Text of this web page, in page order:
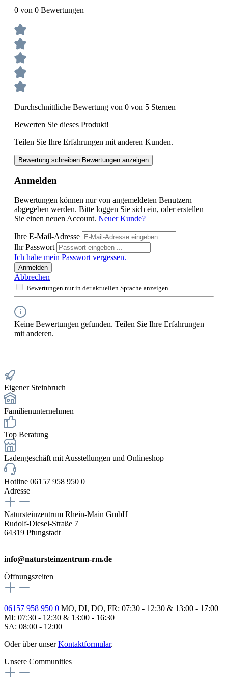
0 von 0 Bewertungen
Durchschnittliche Bewertung von 0 von 5 Sternen
Bewerten Sie dieses Produkt!
Teilen Sie Ihre Erfahrungen mit anderen Kunden.
Bewertung schreiben Bewertungen anzeigen
Anmelden
Bewertungen können nur von angemeldeten Benutzern
abgegeben werden. Bitte loggen Sie sich ein, oder erstellen
Sie einen neuen Account. Neuer Kunde?
Ihre E-Mail-Adresse
Ihr Passwort
Ich habe mein Passwort vergessen.
Anmelden
Abbrechen
Bewertungen nur in der aktuellen Sprache anzeigen.
Keine Bewertungen gefunden. Teilen Sie Ihre Erfahrungen
mit anderen.
Eigener Steinbruch
Familienunternehmen
Top Beratung
Ladengeschäft mit Ausstellungen und Onlineshop
Hotline 06157 958 950 0
Adresse
Natursteinzentrum Rhein-Main GmbH
Rudolf-Diesel-Straße 7
64319 Pfungstadt
info@natursteinzentrum-rm.de
Öffnungszeiten
06157 958 950 0 MO, DI, DO, FR: 07:30 - 12:30 & 13:00 - 17:00
MI: 07:30 - 12:30 & 13:00 - 16:30
SA: 08:00 - 12:00
Oder über unserKontaktformular.
Unsere Communities